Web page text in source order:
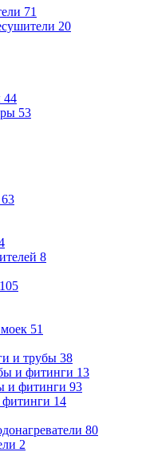
71
20
44
53
63
8
105
51
и трубы 38
и фитинги 13
и фитинги 93
14
80
2